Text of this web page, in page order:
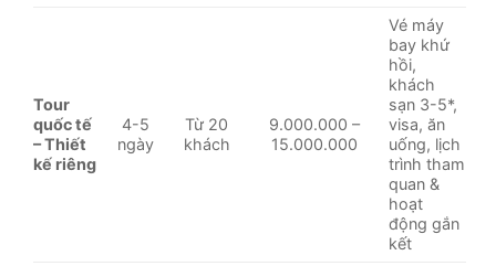
Tour
quốc tế
– Thiết
kế riêng
4-5
ngày
Từ 20
khách
9.000.000 –
15.000.000
Vé máy
bay khứ
hồi,
khách
sạn 3-5*,
visa, ăn
uống, lịch
trình tham
quan &
hoạt
động gắn
kết